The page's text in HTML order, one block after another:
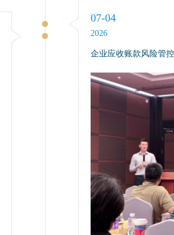
07-04
2026
企业应收账款风险管